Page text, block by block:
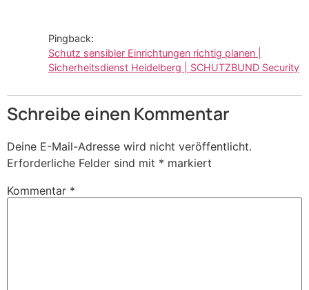
Pingback:
Schutz sensibler Einrichtungen richtig planen |
Sicherheitsdienst Heidelberg | SCHUTZBUND Security
Schreibe einen Kommentar
Deine E-Mail-Adresse wird nicht veröffentlicht.
Erforderliche Felder sind mit * markiert
Kommentar *